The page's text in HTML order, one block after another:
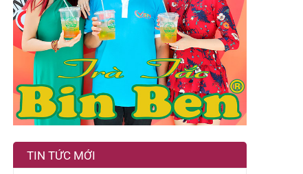
TIN TỨC MỚI